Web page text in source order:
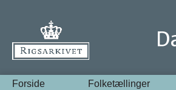
Forside Folketællinger